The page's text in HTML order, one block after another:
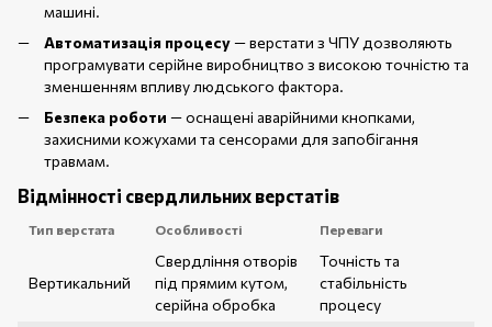
машині.
Автоматизація процесу— верстати з ЧПУ дозволяють
програмувати серійне виробництво з високою точністю та
зменшенням впливу людського фактора.
Безпека роботи — оснащені аварійними кнопками,
захисними кожухами та сенсорами для запобігання
травмам.
Відмінності свердлильних верстатів
Тип верстата Особливості Переваги
Вертикальний
Свердління отворів
під прямим кутом,
серійна обробка
Точність та
стабільність
процесу